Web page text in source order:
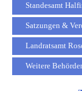
Standesamt
Satzungen &
Landratsamt
Weitere